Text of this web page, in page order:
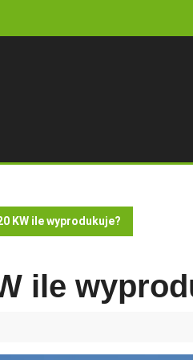
KW ile wyprodukuje?
ile